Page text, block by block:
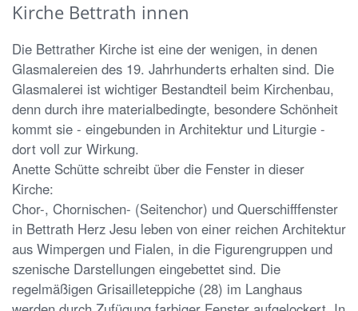
Kirche Bettrath innen
Die Bettrather Kirche ist eine der wenigen, in denen
Glasmalereien des 19. Jahrhunderts erhalten sind. Die
Glasmalerei ist wichtiger Bestandteil beim Kirchenbau,
denn durch ihre materialbedingte, besondere Schönheit
kommt sie - eingebunden in Architektur und Liturgie -
dort voll zur Wirkung.
Anette Schütte schreibt über die Fenster in dieser
Kirche:
Chor-, Chornischen- (Seitenchor) und Querschifffenster
in Bettrath Herz Jesu leben von einer reichen Architektur
aus Wimpergen und Fialen, in die Figurengruppen und
szenische Darstellungen eingebettet sind. Die
regelmäßigen Grisailleteppiche (28) im Langhaus